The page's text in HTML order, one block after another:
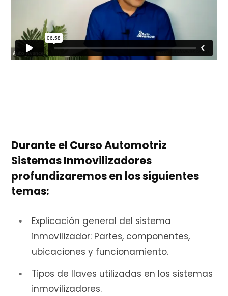
Durante el Curso Automotriz
Sistemas Inmovilizadores
profundizaremos en los siguientes
temas:
Explicación general del sistema
inmovilizador: Partes, componentes,
ubicaciones y funcionamiento.
Tipos de llaves utilizadas en los sistemas
inmovilizadores.